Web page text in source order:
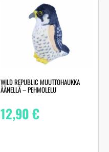
WILD REPUBLIC MUUTTOHAUKKA
ÄÄNELLÄ – PEHMOLELU
12,90€